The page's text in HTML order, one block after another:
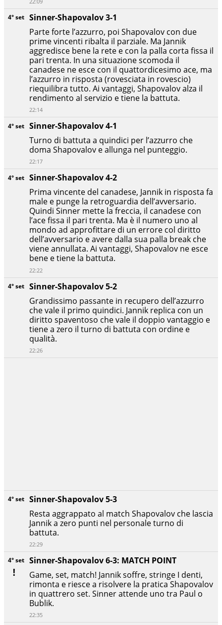
4° set Sinner-Shapovalov 6-3: MATCH POINT
Game, set, match! Jannik soffre, stringe I denti,
rimonta e riesce a risolvere la pratica Shapovalov
in quattrero set. Sinner attende uno tra Paul o
Bublik.
22:35
4° set Sinner-Shapovalov 5-3
Resta aggrappato al match Shapovalov che lascia
Jannik a zero punti nel personale turno di
battuta.
22:29
4° set Sinner-Shapovalov 5-2
Grandissimo passante in recupero dell’azzurro
che vale il primo quindici. Jannik replica con un
diritto spaventoso che vale il doppio vantaggio e
tiene a zero il turno di battuta con ordine e
qualità.
22:26
4° set Sinner-Shapovalov 4-2
Prima vincente del canadese, Jannik in risposta fa
male e punge la retroguardia dell’avversario.
Quindi Sinner mette la freccia, il canadese con
l’ace fissa il pari trenta. Ma è il numero uno al
mondo ad approfittare di un errore col diritto
dell’avversario e avere dalla sua palla break che
viene annullata. Ai vantaggi, Shapovalov ne esce
bene e tiene la battuta.
22:22
4° set Sinner-Shapovalov 4-1
Turno di battuta a quindici per l’azzurro che
doma Shapovalov e allunga nel punteggio.
22:17
4° set Sinner-Shapovalov 3-1
Parte forte l’azzurro, poi Shapovalov con due
prime vincenti ribalta il parziale. Ma Jannik
aggredisce bene la rete e con la palla corta fissa il
pari trenta. In una situazione scomoda il
canadese ne esce con il quattordicesimo ace, ma
l’azzurro in risposta (rovesciata in rovescio)
riequilibra tutto. Ai vantaggi, Shapovalov alza il
rendimento al servizio e tiene la battuta.
22:14